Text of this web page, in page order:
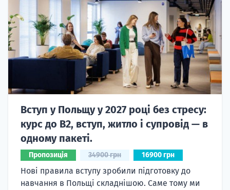
Вступ у Польщу у 2027 році без стресу:
курс до B2, вступ, житло і супровід — в
одному пакеті.
Пропозиція 34900 грн 16900 грн
Нові правила вступу зробили підготовку до
навчання в Польщі складнішою. Саме тому ми